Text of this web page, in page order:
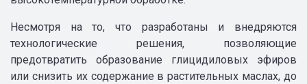
Несмотря на то, что разработаны и внедряются
технологические решения, позволяющие
предотвратить образование глицидиловых эфиров
или снизить их содержание в растительных маслах, до